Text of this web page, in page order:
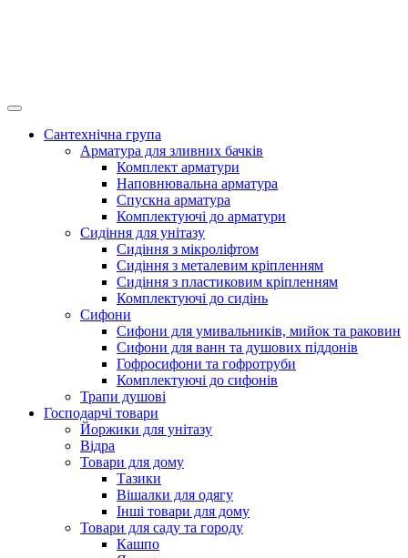
Сантехнічна група
Арматура для зливних бачків
Комплект арматури
Наповнювальна арматура
Спускна арматура
Комплектуючі до арматури
Сидіння для унітазу
Сидіння з мікроліфтом
Сидіння з металевим кріпленням
Сидіння з пластиковим кріпленням
Комплектуючі до сидінь
Сифони
Сифони для умивальників, мийок та раковин
Сифони для ванн та душових піддонів
Гофросифони та гофротруби
Комплектуючі до сифонів
Трапи душові
Господарчі товари
Йоржики для унітазу
Відра
Товари для дому
Тазики
Вішалки для одягу
Інші товари для дому
Товари для саду та городу
Кашпо